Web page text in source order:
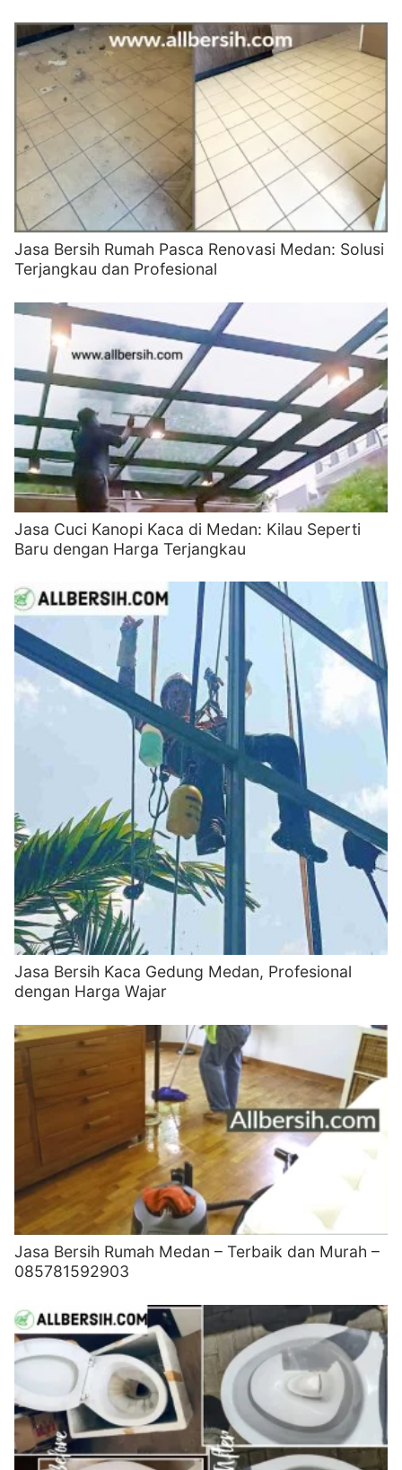
Jasa Bersih Rumah Pasca Renovasi Medan: Solusi
Terjangkau dan Profesional
Jasa Cuci Kanopi Kaca di Medan: Kilau Seperti
Baru dengan Harga Terjangkau
Jasa Bersih Kaca Gedung Medan, Profesional
dengan Harga Wajar
Jasa Bersih Rumah Medan – Terbaik dan Murah –
085781592903